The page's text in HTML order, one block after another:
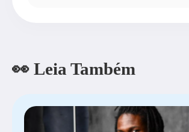
👀 Leia Também